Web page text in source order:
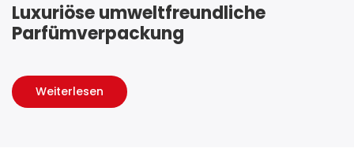
Luxuriöse umweltfreundliche
Parfümverpackung
Weiterlesen